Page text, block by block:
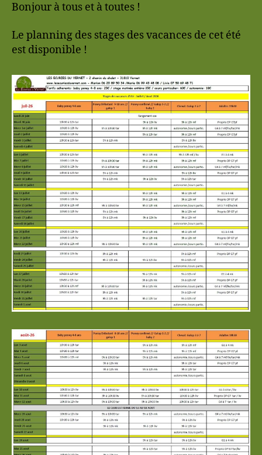
Bonjour à tous et à toutes !
Le planning des stages des vacances de cet été
est disponible !